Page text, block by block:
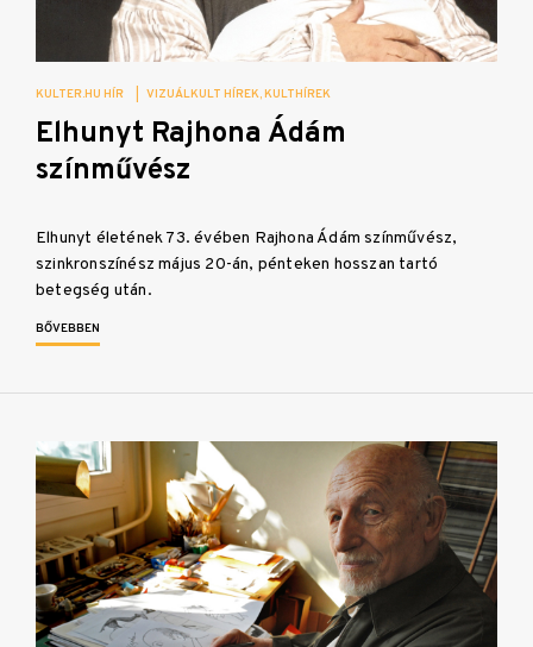
KULTER.HU HÍR VIZUÁLKULT HÍREK KULTHÍREK
Elhunyt Rajhona Ádám
színművész
Elhunyt életének 73. évében Rajhona Ádám színművész,
szinkronszínész május 20-án, pénteken hosszan tartó
betegség után.
BŐVEBBEN